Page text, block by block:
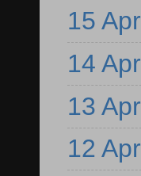
15 Apr
14 Apr
13 Apr
12 Apr